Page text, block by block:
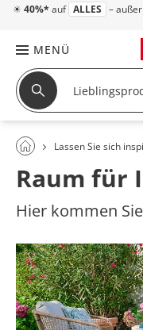
☀ 40%* auf ALLES –
MENÜ
Lassen Sie sich
Raum für
Hier kommen